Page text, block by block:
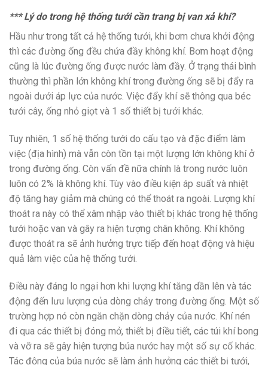
*** Lý do trong hệ thống tưới cần trang bị van xả khí?
Hầu như trong tất cả hệ thống tưới, khi bơm chưa khởi động
thì các đường ống đều chứa đầy không khí. Bơm hoạt động
cũng là lúc đường ống được nước làm đầy. Ở trạng thái bình
thường thì phần lớn không khí trong đường ống sẽ bị đẩy ra
ngoài dưới áp lực của nước. Việc đẩy khí sẽ thông qua béc
tưới cây, ống nhỏ giọt và 1 số thiết bị tưới khác.
Tuy nhiên, 1 số hệ thống tưới do cấu tạo và đặc điểm làm
việc (địa hình) mà vẫn còn tồn tại một lượng lớn không khí ở
trong đường ống. Còn vấn đề nữa chính là trong nước luôn
luôn có 2% là không khí. Tùy vào điều kiện áp suất và nhiệt
độ tăng hay giảm mà chúng có thể thoát ra ngoài. Lượng khí
thoát ra này có thể xâm nhập vào thiết bị khác trong hệ thống
tưới hoặc van và gây ra hiện tượng chân không. Khí không
được thoát ra sẽ ảnh hưởng trực tiếp đến hoạt động và hiệu
quả làm việc của hệ thống tưới.
Điều này đáng lo ngại hơn khi lượng khí tăng dần lên và tác
động đến lưu lượng của dòng chảy trong đường ống. Một số
trường hợp nó còn ngăn chặn dòng chảy của nước. Khí nén
đi qua các thiết bị đóng mở, thiết bị điều tiết, các túi khí bong
và vỡ ra sẽ gây hiện tượng búa nước hay một số sự cố khác.
Tác động của búa nước sẽ làm ảnh hưởng các thiết bị tưới,